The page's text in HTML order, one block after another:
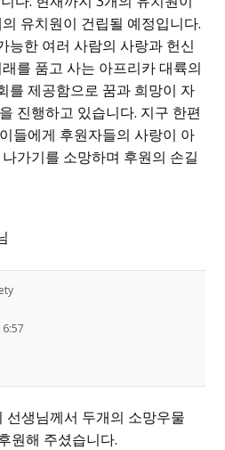
유치원이 건립될 예정입니다.
능한 여러 사람의 사랑과 헌신
를 품고 사는 아프리카 대륙의
를 제공함으로 꿈과 희망이 자
진행하고 있습니다. 지구 한편
들에게 후원자들의 사랑이 아
가기를 소망하며 후원의 손길
선생님께서 두개의 소망우물
원해 주셨습니다.